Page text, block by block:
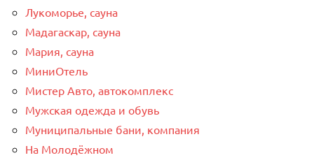
Лукоморье, сауна
Мадагаскар, сауна
Мария, сауна
МиниОтель
Мистер Авто, автокомплекс
Мужская одежда и обувь
Муниципальные бани, компания
На Молодёжном